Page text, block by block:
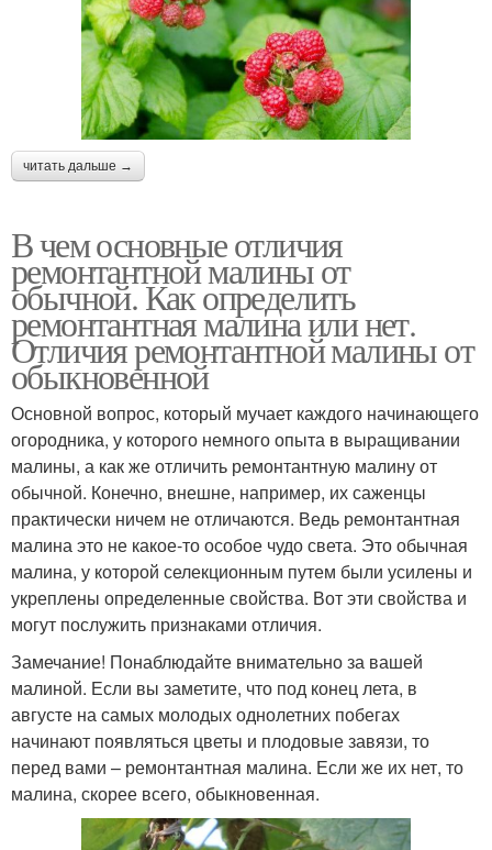
читать дальше →
В чем основные отличия
ремонтантной малины от
обычной. Как определить
ремонтантная малина или нет.
Отличия ремонтантной малины от
обыкновенной
Основной вопрос, который мучает каждого начинающего
огородника, у которого немного опыта в выращивании
малины, а как же отличить ремонтантную малину от
обычной. Конечно, внешне, например, их саженцы
практически ничем не отличаются. Ведь ремонтантная
малина это не какое-то особое чудо света. Это обычная
малина, у которой селекционным путем были усилены и
укреплены определенные свойства. Вот эти свойства и
могут послужить признаками отличия.
Замечание! Понаблюдайте внимательно за вашей
малиной. Если вы заметите, что под конец лета, в
августе на самых молодых однолетних побегах
начинают появляться цветы и плодовые завязи, то
перед вами – ремонтантная малина. Если же их нет, то
малина, скорее всего, обыкновенная.